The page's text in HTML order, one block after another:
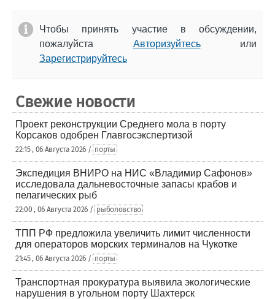
Чтобы принять участие в обсуждении,
пожалуйста Авторизуйтесьили
Зарегистрируйтесь
Свежие новости
Проект реконструкции Среднего мола в порту
Корсаков одобрен Главгосэкспертизой
22:15 , 06 Августа 2026 / порты
Экспедиция ВНИРО на НИС «Владимир Сафонов»
исследовала дальневосточные запасы крабов и
пелагических рыб
22:00 , 06 Августа 2026 / рыболовство
ТПП РФ предложила увеличить лимит численности
для операторов морских терминалов на Чукотке
21:45 , 06 Августа 2026 / порты
Транспортная прокуратура выявила экологические
нарушения в угольном порту Шахтерск